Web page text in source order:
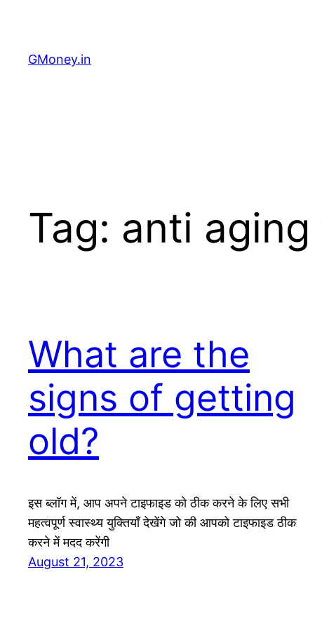
GMoney.in
Tag: anti
What are the
signs of getting
old?
इस ब्लॉग में, आप अपने टाइफाइड को ठीक करने के लिए सभी
महत्वपूर्ण स्वास्थ्य युक्तियाँ देखेंगे जो की आपको टाइफाइड ठीक
करने में मदद करेंगी
August 21, 2023